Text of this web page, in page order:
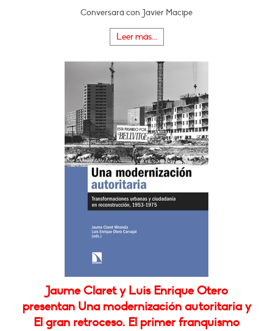
Conversará con Javier Macipe
Leer más...
Jaume Claret y Luis Enrique Otero
presentan Una modernización autoritaria y
El gran retroceso. El primer franquismo